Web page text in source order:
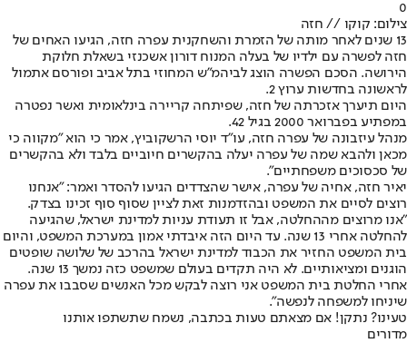
0
צילום: קוקו // חזה
13 שנים לאחר מותה של הזמרת והשחקנית עפרה חזה, הגיעו האחים של
חזה לפשרה עם ילדיו של בעלה המנוח דורון אשכנזי בשאלת חלוקת
הירושה. הסכם הפשרה הוצג לביהמ"ש המחוזי בתל אביב ופורסם אתמול
לראשונה בחדשות ערוץ 2.
היום תיערך אזכרתה של חזה, שפיתחה קריירה בינלאומית ואשר נפטרה
במפתיע בפברואר 2000 בגיל 42.
מנהל עיזבונה של עפרה חזה, עו"ד יוסי הרשקוביץ, אמר כי הוא "מקווה כי
מכאן ולהבא שמה של עפרה יעלה בהקשרים חיוביים בלבד ולא בהקשרים
של סכסוכים משפחתיים".
יאיר חזה, אחיה של עפרה, אישר שהצדדים הגיעו להסדר ואמר: "אנחנו
רוצים לסיים את המשפט ובהזדמנות זאת לציין שסוף סוף זכינו בצדק.
"אנו מרוצים מההחלטה, אבל זו תעודת עניות למדינת ישראל, שהגיעה
להחלטה אחרי 13 שנה. עד היום הזה איבדתי אמון במערכת המשפט, והיום
בית המשפט החזיר את הכבוד למדינת ישראל בהרכב של שלושה שופטים
הוגנים ומציאותיים. לא היה תקדים בעולם שמשפט כזה נמשך 13 שנה.
אחרי החלטת בית המשפט אני רוצה לבקש מכל האנשים שסבבו את עפרה
שיניחו למשפחה לנפשה".
טעינו? נתקן! אם מצאתם טעות בכתבה, נשמח שתשתפו אותנו
מדורים